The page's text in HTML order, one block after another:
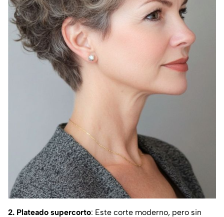
2. Plateado supercorto: Este corte moderno, pero sin